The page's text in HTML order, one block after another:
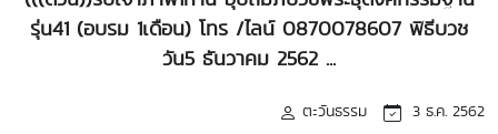
รุ่น41 (อบรม 1เดือน) โทร /ไลน์ 0870078607 พิธีบวช
วัน5 ธันวาคม 2562 ...
ตะวันธรรม 3 ธ.ค. 2562